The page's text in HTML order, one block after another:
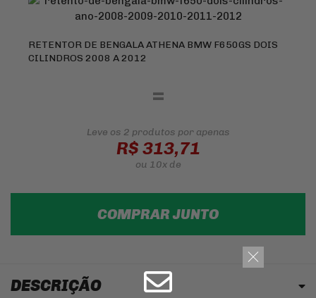
RETENTOR DE BENGALA ATHENA BMW F650GS DOIS
CILINDROS 2008 A 2012
=
Leve os 2 produtos por apenas
R$ 313,71
ou 10xde
COMPRAR JUNTO
DESCRIÇÃO